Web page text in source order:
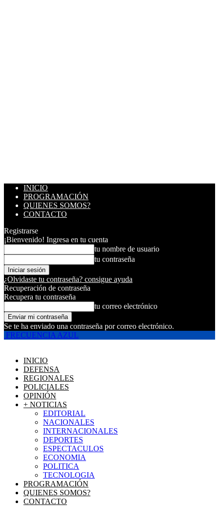
INICIO
PROGRAMACIÓN
QUIENES SOMOS?
CONTACTO
Registrarse
¡Bienvenido! Ingresa en tu cuenta
tu nombre de usuario
tu contraseña
¿Olvidaste tu contraseña? consigue ayuda
Recuperación de contraseña
Recupera tu contraseña
tu correo electrónico
Se te ha enviado una contraseña por correo electrónico.
FRECUENCIA AZUL
INICIO
DEFENSA
REGIONALES
POLICIALES
OPINIÓN
+ NOTICIAS
EDITORIAL
NACIONALES
INTERNACIONALES
DEPORTES
ESPECTACULOS
ECONOMIA
POLITICA
TECNOLOGIA
PROGRAMACIÓN
QUIENES SOMOS?
CONTACTO